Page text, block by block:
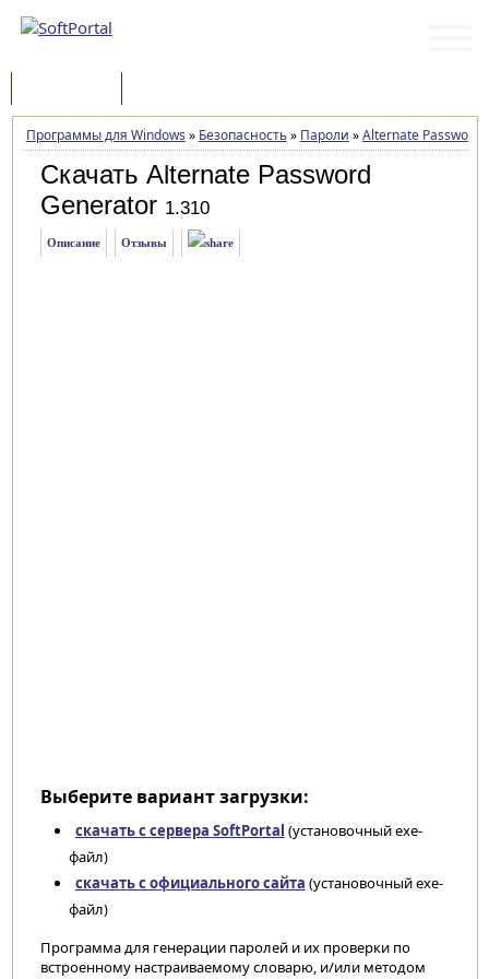
Программы для Windows » Безопасность» Пароли »Alternate Password
Скачать Alternate Password
Generator 1.310
Описание Отзывы
Выберите вариант загрузки:
скачать с сервера SoftPortal (установочный exe-
файл)
скачать с официального сайта (установочный exe-
файл)
Программа для генерации паролей и их проверки по
встроенному настраиваемому словарю, и/или методом